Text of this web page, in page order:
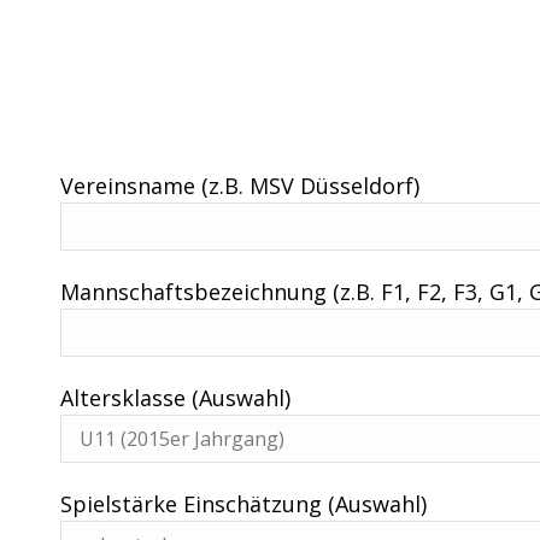
Vereinsname (z.B. MSV Düsseldorf)
Mannschaftsbezeichnung (z.B. F1, F2, F3, G1,
Altersklasse (Auswahl)
Spielstärke Einschätzung (Auswahl)